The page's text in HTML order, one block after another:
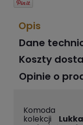
Opis
Dane
Koszty
Cena nie
Opinie o
kolekcji